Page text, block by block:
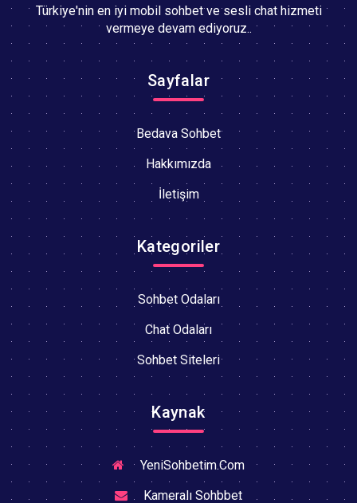
Türkiye'nin en iyi mobil sohbet ve sesli chat hizmeti
vermeye devam ediyoruz..
Sayfalar
Bedava Sohbet
Hakkımızda
İletişim
Kategoriler
Sohbet Odaları
Chat Odaları
Sohbet Siteleri
Kaynak
YeniSohbetim.Com
Kameralı Sohbbet